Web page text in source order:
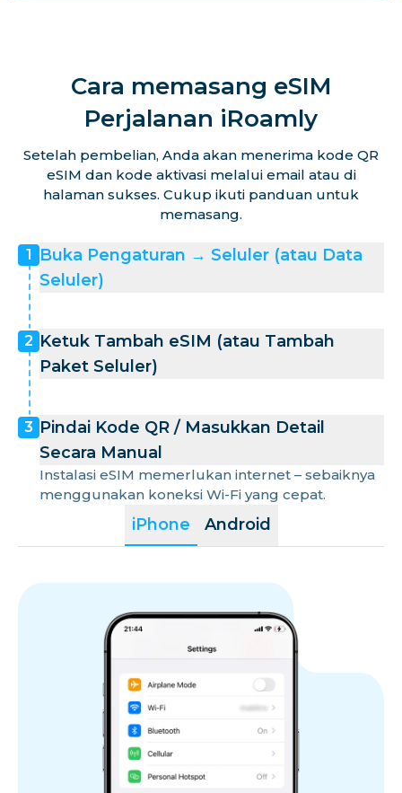
Cara memasang eSIM
Perjalanan iRoamly
Setelah pembelian, Anda akan menerima kode QR
eSIM dan kode aktivasi melalui email atau di
halaman sukses. Cukup ikuti panduan untuk
memasang.
iPhone Android
1
Buka Pengaturan → Seluler (atau Data
Seluler)
2 Ketuk Tambah eSIM (atau Tambah
Paket Seluler)
3 Pindai Kode QR / Masukkan Detail
Secara Manual
Instalasi eSIM memerlukan internet – sebaiknya
menggunakan koneksi Wi-Fi yang cepat.